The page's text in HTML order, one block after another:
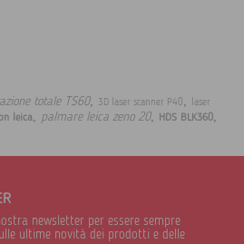
totale TS60, 3D laser scanner P40,
laser
leica, palmare leica zeno 20, HDS BLK360,
newsletter per essere sempre
ultime novità dei prodotti e delle